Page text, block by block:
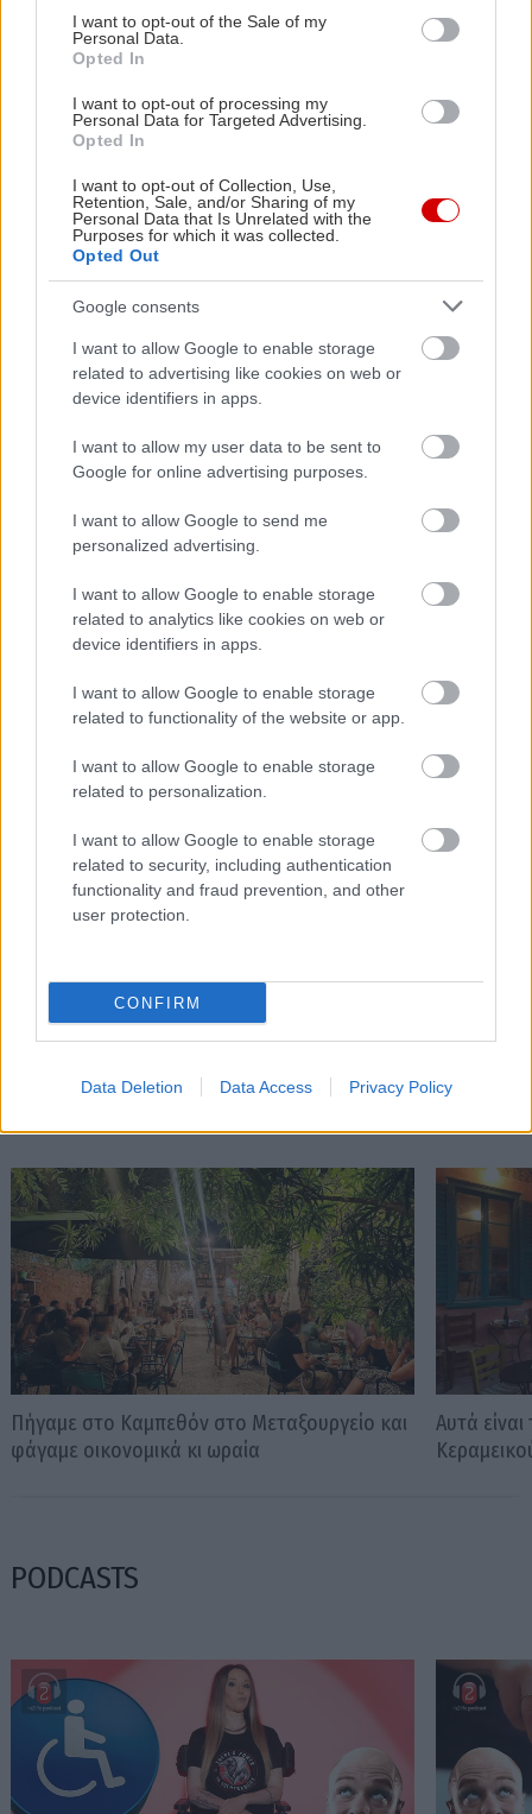
consent section.
I want to opt-out of the Sale of my
Personal Data.
Opted In
I want to opt-out of processing my
Personal Data for Targeted Advertising.
Opted In
I want to opt-out of Collection, Use,
Retention, Sale, and/or Sharing of my
Personal Data that Is Unrelated with the
Purposes for which it was collected.
Opted Out
Google consents
I want to allow Google to enable storage
related to advertising like cookies on web or
device identifiers in apps.
I want to allow my user data to be sent to
Google for online advertising purposes.
I want to allow Google to send me
personalized advertising.
I want to allow Google to enable storage
related to analytics like cookies on web or
device identifiers in apps.
I want to allow Google to enable storage
related to functionality of the website or app.
I want to allow Google to enable storage
related to personalization.
I want to allow Google to enable storage
related to security, including authentication
functionality and fraud prevention, and other
user protection.
CONFIRM
Data Deletion Data Access Privacy Policy
Ηρώ Κουνάδη
Γεννήθηκε στον Πειραιά, μεγάλωσε στην αθάνατη ελληνική
επαρχία που της έμαθε να εκτιμάει την Αθήνα. Αγαπάει τα
ταξίδια, το θέατρο, τις γάτες της και τα βιβλία του Χούλιο
Κορτάσαρ, και πιστεύει ακράδαντα στο ρητό που λέει ότι «οι
Σπούδασε Επικοινωνία και ΜΜΕ στο Πανεπιστήμιο Αθηνών
όταν ακόμα το internet το λέγαμε «νέα μέσα» και ήρθε στο
in2life το 2006, για να γράφει για ταξίδια. Έμεινε για όλα τα
Διαβάστε επίσης
Πήγαμε στο Καμπεθόν στο Μεταξουργείο και
φάγαμε οικονομικά κι ωραία
Αυτά
PODCASTS